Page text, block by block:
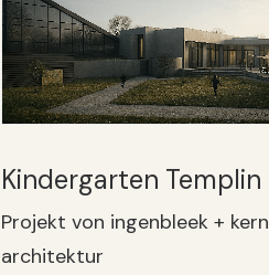
Kindergarten Templin
Projekt von ingenbleek + kern
architektur